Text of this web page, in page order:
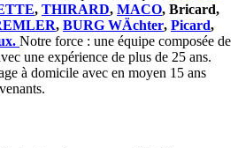
, THIRARD, MACO, Bricard,
, BURG WÄchter, Picard,
Notre force : une équipe composée de
une expérience de plus de 25 ans.
à domicile avec en moyen 15 ans